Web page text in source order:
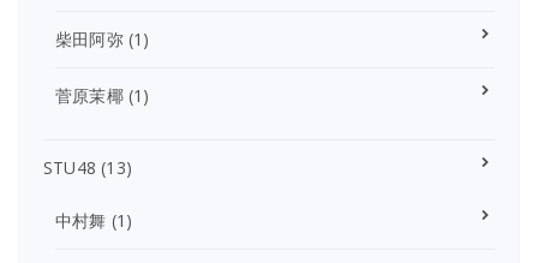
柴田阿弥(1)
菅原茉椰(1)
STU48 (13)
中村舞 (1)